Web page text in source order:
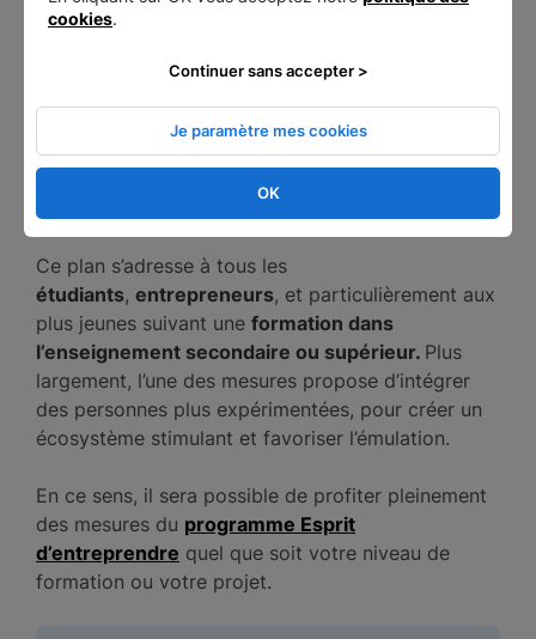
Plus de 200 entreprises ont été créées par
les lauréats du dispositif PEPITE entre 2014
Qui peut en bénéficier ?
Ce plan s’adresse à tous les
étudiants, entrepreneurs, et particulièrement aux
plus jeunes suivant une formation dans
l’enseignement secondaire ou supérieur. Plus
largement, l’une des mesures propose d’intégrer
des personnes plus expérimentées, pour créer un
écosystème stimulant et favoriser l’émulation.
En ce sens, il sera possible de profiter pleinement
des mesures du programme Esprit
d’entreprendre quel que soit votre niveau de
formation ou votre projet.
cookies.
OK
Je paramètre mes cookies
Continuer sans accepter >